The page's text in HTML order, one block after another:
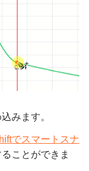
みます。
でスマートスナ
ことができま